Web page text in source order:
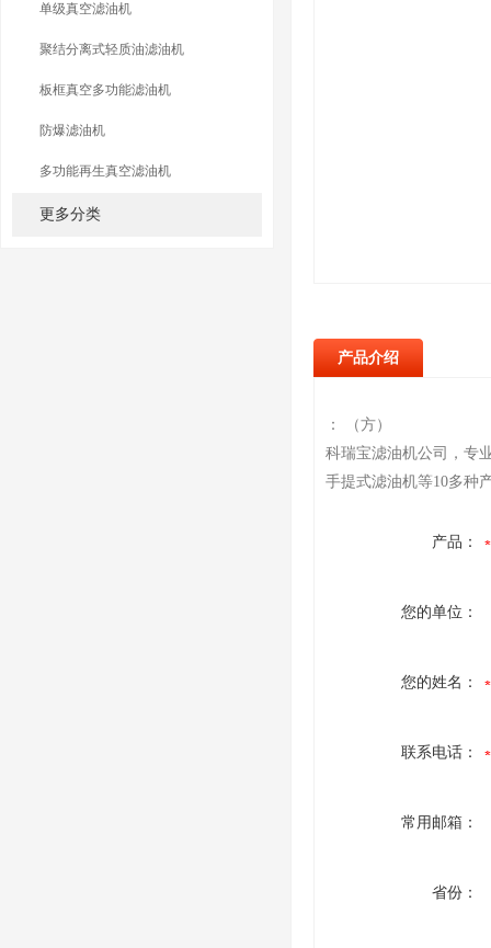
单级真空滤油机
聚结分离式轻质油滤油机
板框真空多功能滤油机
防爆滤油机
多功能再生真空滤油机
更多分类
产品介绍
： （方）
科瑞宝滤油机公司，专
手提式滤油机等10多种
产品：
您的单位：
您的姓名：
联系电话：
常用邮箱：
省份：